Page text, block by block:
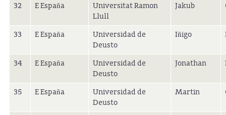
32 E España
Universitat Ramon
Llull
Jakub
33 E España
Universidad de
Deusto
Iñigo
34 E España
Universidad de
Deusto
Jonathan
35 E España
Universidad de
Deusto
Martin